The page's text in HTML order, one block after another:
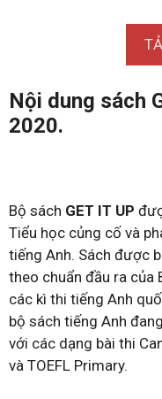
Nội dung sách
2020.
Bộ sách GET IT UP
Tiểu học củng cố và
tiếng Anh. Sách được
theo chuẩn đầu ra của
các kì thi tiếng Anh
bộ sách tiếng Anh
với các dạng bài thi
và TOEFL Primary.